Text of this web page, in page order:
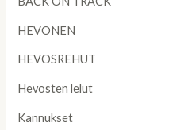
HEVONEN
HEVOSREHUT
Hevosten lelut
Kannukset